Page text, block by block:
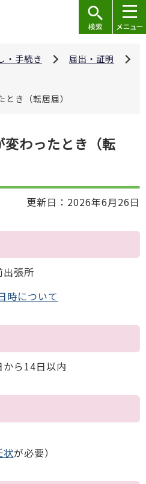
・手続き
届出・証明
き（転居届）
わったとき（転
更新日：2026年6月26日
張所
時について
ら14日以内
状が必要）